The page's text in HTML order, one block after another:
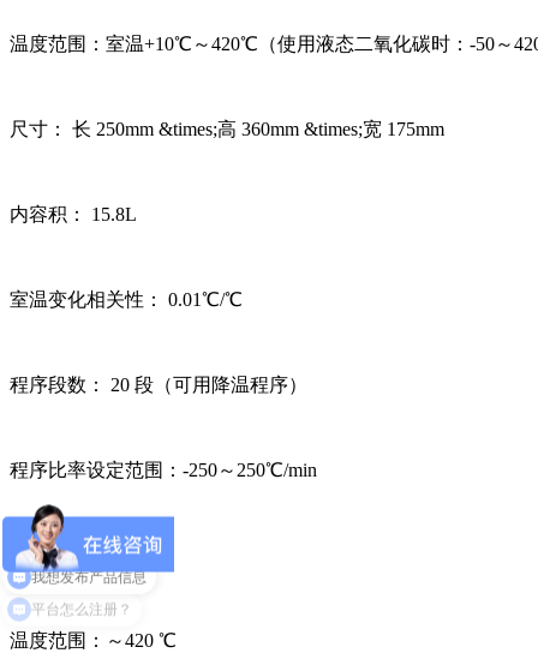
温度范围：室温+10℃～420℃（使用液态二氧化碳时：-50～
尺寸： 长 250mm &times;高 360mm &times;宽 175mm
内容积： 15.8L
室温变化相关性： 0.01℃/℃
程序段数： 20 段（可用降温程序）
程序比率设定范围：-250～250℃/min
2.进样口
温度范围：～420 ℃